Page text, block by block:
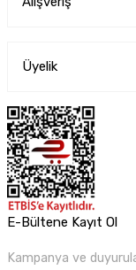
Üyelik
E-Bültene Kayıt Ol
Kampanya ve